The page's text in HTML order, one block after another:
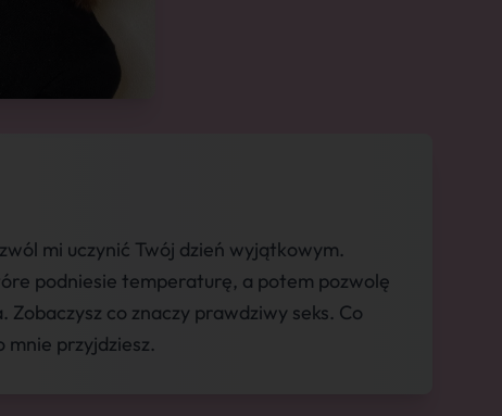
mi uczynić Twój dzień wyjątkowym.
podniesie temperaturę, a potem pozwolę
co znaczy prawdziwy seks. Co
mnie przyjdziesz.